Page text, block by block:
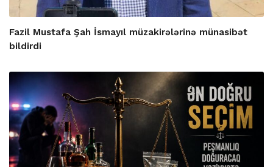
Fazil Mustafa Şah İsmayıl müzakirələrinə münasibət
bildirdi